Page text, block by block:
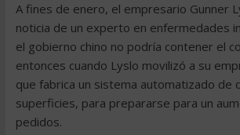
A fines de enero, el empresario Gunner
noticia de un experto en enfermedades
el gobierno chino no podría contener el
entonces cuando Lyslo movilizó a su
que fabrica un sistema automatizado de
superficies, para prepararse para un
pedidos.